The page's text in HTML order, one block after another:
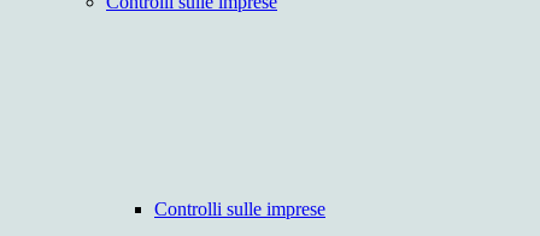
Controlli sulle imprese